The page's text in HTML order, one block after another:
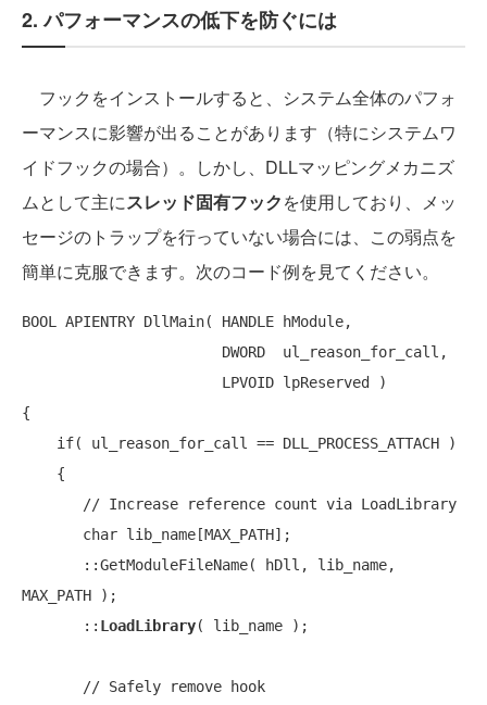
2. パフォーマンスの低下を防ぐには
フックをインストールすると、システム全体のパフォ
ーマンスに影響が出ることがあります（特にシステムワ
イドフックの場合）。しかし、DLLマッピングメカニズ
ムとして主にスレッド固有フックを使用しており、メッ
セージのトラップを行っていない場合には、この弱点を
簡単に克服できます。次のコード例を見てください。
BOOL APIENTRY DllMain( HANDLE hModule,
{
if( ul_reason_for_call == DLL_PROCESS_ATTACH )
// Increase reference count via LoadLibrary
char lib_name[MAX_PATH];
MAX_PATH );
       ::
LoadLibrary( lib_name );
// Safely remove hook